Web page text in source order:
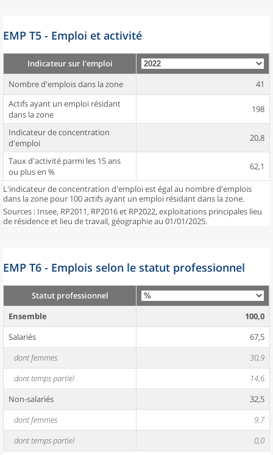
EMP T5 - Emploi et activité
Indicateur sur l'emploi
Nombre d'emplois dans la zone
41
Actifs ayant un emploi résidant
dans la zone
198
Indicateur de concentration
d'emploi
20,8
Taux d'activité parmi les 15 ans
ou plus en %
62,1
L'indicateur de concentration d'emploi est égal au nombre d'emplois
dans la zone pour 100 actifs ayant un emploi résidant dans la zone.
Sources : Insee, RP2011, RP2016 et RP2022, exploitations principales lieu
de résidence et lieu de travail, géographie au 01/01/2025.
EMP T6 - Emplois selon le statut professionnel
Statut professionnel
Ensemble
100,0
Salariés
67,5
dont femmes
30,9
dont temps partiel
14,6
Non-salariés
32,5
dont femmes
9,7
dont temps partiel
0,0